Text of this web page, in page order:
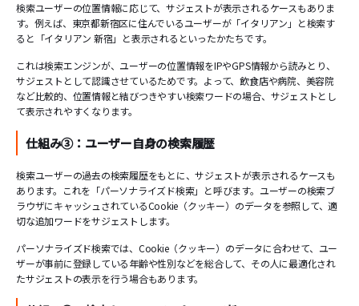
検索ユーザーの位置情報に応じて、サジェストが表示されるケースもありま
す。例えば、東京都新宿区に住んでいるユーザーが「イタリアン」と検索す
ると「イタリアン 新宿」と表示されるといったかたちです。
これは検索エンジンが、ユーザーの位置情報をIPやGPS情報から読みとり、
サジェストとして認識させているためです。よって、飲食店や病院、美容院
など比較的、位置情報と結びつきやすい検索ワードの場合、サジェストとし
て表示されやすくなります。
仕組み③：ユーザー自身の検索履歴
検索ユーザーの過去の検索履歴をもとに、サジェストが表示されるケースも
あります。これを「パーソナライズド検索」と呼びます。ユーザーの検索ブ
ラウザにキャッシュされているCookie（クッキー）のデータを参照して、適
切な追加ワードをサジェストします。
パーソナライズド検索では、Cookie（クッキー）のデータに合わせて、ユー
ザーが事前に登録している年齢や性別などを総合して、その人に最適化され
たサジェストの表示を行う場合もあります。